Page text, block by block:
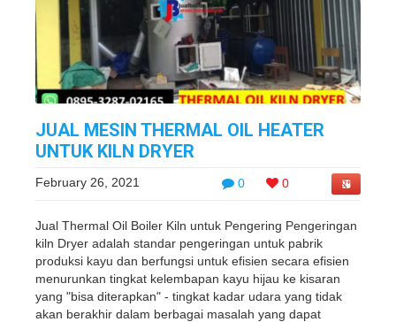
JUAL MESIN THERMAL OIL HEATER
UNTUK KILN DRYER
0 0
February 26, 2021
Jual Thermal Oil Boiler Kiln untuk Pengering Pengeringan
kiln Dryer adalah standar pengeringan untuk pabrik
produksi kayu dan berfungsi untuk efisien secara efisien
menurunkan tingkat kelembapan kayu hijau ke kisaran
yang "bisa diterapkan" - tingkat kadar udara yang tidak
akan berakhir dalam berbagai masalah yang dapat